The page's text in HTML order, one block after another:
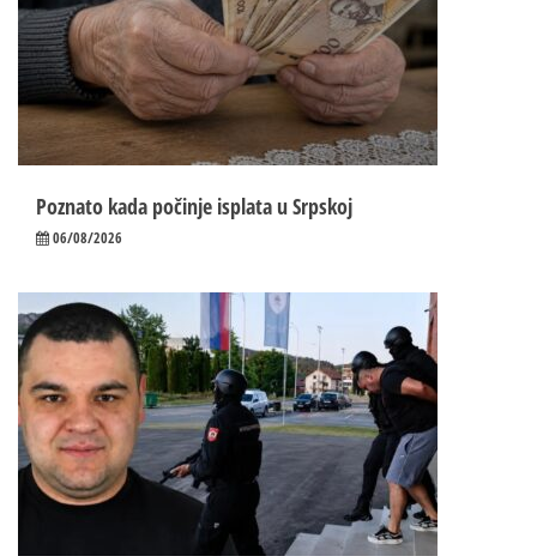
Poznato kada počinje isplata u Srpskoj
06/08/2026